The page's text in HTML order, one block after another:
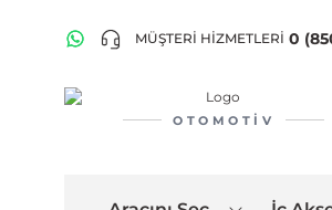
MÜŞTERİ HİZMETLERİ 0
OTOMOTIV